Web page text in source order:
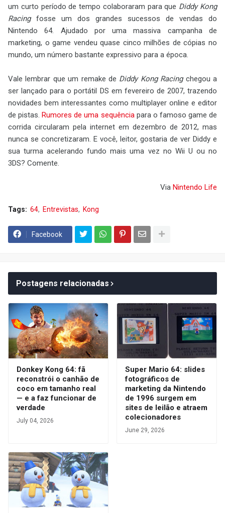
um curto período de tempo colaboraram para que Diddy Kong
Racingfosse um dos grandes sucessos de vendas do
Nintendo 64. Ajudado por uma massiva campanha de
marketing, o game vendeu quase cinco milhões de cópias no
mundo, um número bastante expressivo para a época.
Vale lembrar que um remake de Diddy Kong Racingchegou a
ser lançado para o portátil DS em fevereiro de 2007, trazendo
novidades bem interessantes como multiplayer online e editor
de pistas.Rumores de uma sequênciapara o famoso game de
corrida circularam pela internet em dezembro de 2012, mas
nunca se concretizaram. E você, leitor, gostaria de ver Diddy e
sua turma acelerando fundo mais uma vez no Wii U ou no
3DS? Comente.
Via Nintendo Life
Tags: 64 Entrevistas Kong
Facebook
Postagens relacionadas
Donkey Kong 64: fã
reconstrói o canhão de
coco em tamanho real
— e a faz funcionar de
verdade
July 04, 2026
Super Mario 64: slides
fotográficos de
marketing da Nintendo
de 1996 surgem em
sites de leilão e atraem
colecionadores
June 29, 2026